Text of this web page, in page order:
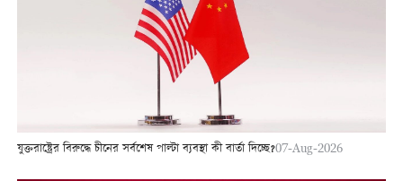
যুক্তরাষ্ট্রের বিরুদ্ধে চীনের সর্বশেষ পাল্টা ব্যবস্থা কী বার্তা দিচ্ছে?07-Aug-2026